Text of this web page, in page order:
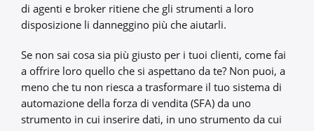
di agenti e broker ritiene che gli strumenti a loro
disposizione li danneggino più che aiutarli.
Se non sai cosa sia più giusto per i tuoi clienti, come fai
a offrire loro quello che si aspettano da te? Non puoi, a
meno che tu non riesca a trasformare il tuo sistema di
automazione della forza di vendita (SFA) da uno
strumento in cui inserire dati, in uno strumento da cui